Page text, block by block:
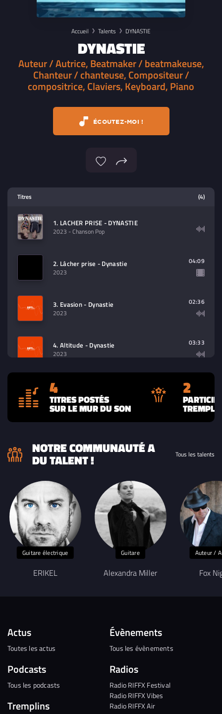
Accueil Talents DYNASTIE
DYNASTIE
Auteur / Autrice, Beatmaker / beatmakeuse,
Chanteur / chanteuse, Compositeur /
compositrice, Claviers, Keyboard, Piano
ÉCOUTEZ-MOI !
contenu à lire (audio/video)
Titres (4)
1. LACHER PRISE - DYNASTIE
2023 - Chanson Pop
2. Lâcher prise - Dynastie
2023
04:09
3. Evasion - Dynastie
2023
02:36
4. Altitude - Dynastie
2023
03:33
4
TITRES POSTÉS
SUR LE MUR DU SON
2
NOTRE COMMUNAUTÉ A
DU TALENT ! Tous les talents
Guitare électrique
ERIKEL
Guitare
Alexandra Miller
Auteur /
Fox
Actus
Toutes les actus
Podcasts
Tous les podcasts
Tremplins
Évènements
Tous les évènements
Radios
Radio RIFFX Festival
Radio RIFFX Vibes
Radio RIFFX Air